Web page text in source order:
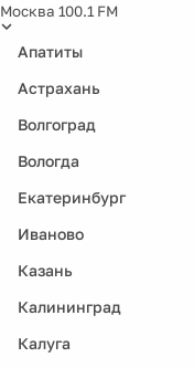
Москва 100.1 FM
Апатиты
Астрахань
Волгоград
Вологда
Екатеринбург
Иваново
Казань
Калининград
Калуга